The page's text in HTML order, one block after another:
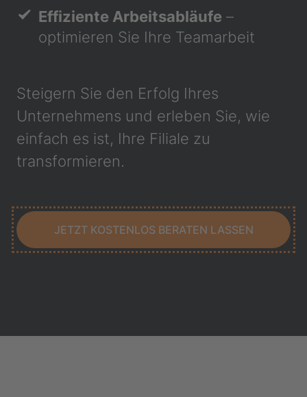
Effiziente Arbeitsabläufe –
optimieren Sie Ihre Teamarbeit
Steigern Sie den Erfolg Ihres
Unternehmens und erleben Sie, wie
einfach es ist, Ihre Filiale zu
transformieren.
JETZT KOSTENLOS BERATEN LASSEN